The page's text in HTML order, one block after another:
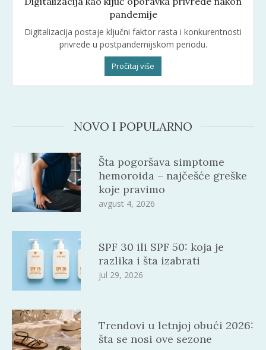
pandemije
Digitalizacija postaje ključni faktor rasta i konkurentnosti
privrede u postpandemijskom periodu.
Pročitaj više
NOVO I POPULARNO
Šta pogoršava simptome
hemoroida – najčešće greške
koje pravimo
avgust 4, 2026
SPF 30 ili SPF 50: koja je
razlika i šta izabrati
jul 29, 2026
Trendovi u letnjoj obući 2026:
šta se nosi ove sezone